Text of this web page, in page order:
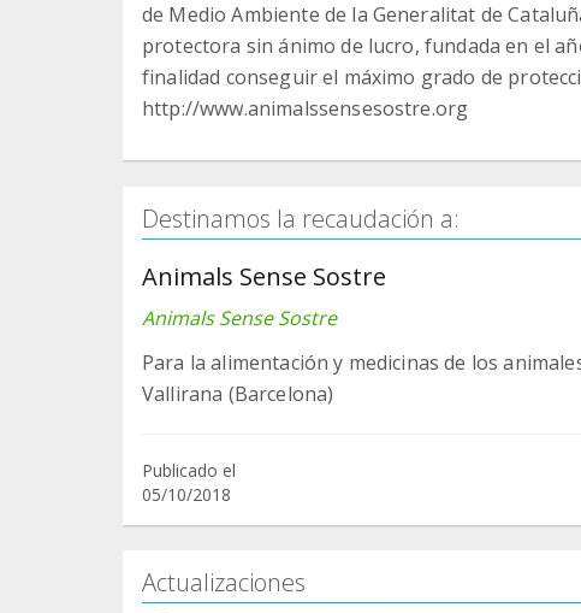
de Medio Ambiente de la Generalitat de
protectora sin ánimo de lucro, fundada en el
finalidad conseguir el máximo grado de
http://www.animalssensesostre.org
Destinamos la recaudación a:
Animals Sense Sostre
Animals Sense Sostre
Para la alimentación y medicinas de los
Vallirana (Barcelona)
Publicado el
05/10/2018
Actualizaciones